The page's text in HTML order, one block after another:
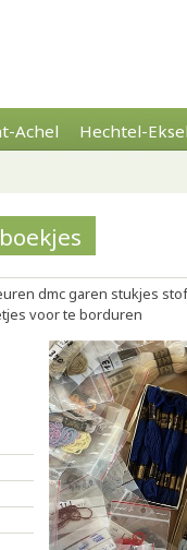
Achel Hechtel-
dmc garen stukjes
voor te borduren